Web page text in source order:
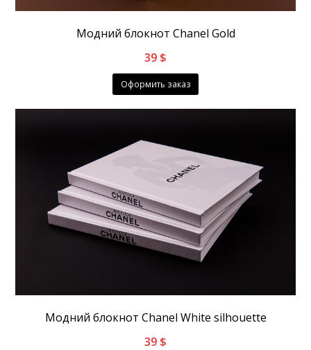
Модний блокнот Chanel Gold
39 $
Оформить заказ
Модний блокнот Chanel White silhouette
39 $